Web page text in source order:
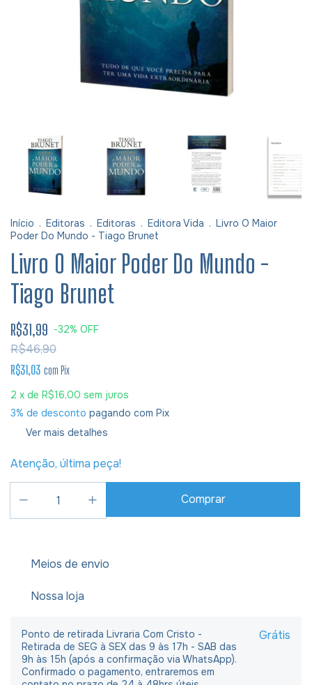
Início . Editoras . Editoras . Editora Vida . Livro O Maior
Poder Do Mundo - Tiago Brunet
Livro O Maior Poder Do Mundo -
Tiago Brunet
R$31,99 -32% OFF
R$46,90
R$31,03 com Pix
2 x de R$16,00 sem juros
3% de desconto pagando com Pix
Ver mais detalhes
Atenção, última peça!
Meios de envio
Nossa loja
Ponto de retirada Livraria Com Cristo -
Retirada de SEG à SEX das 9 às 17h - SAB das
9h às 15h (após a confirmação via WhatsApp).
Confirmado o pagamento, entraremos em
Grátis